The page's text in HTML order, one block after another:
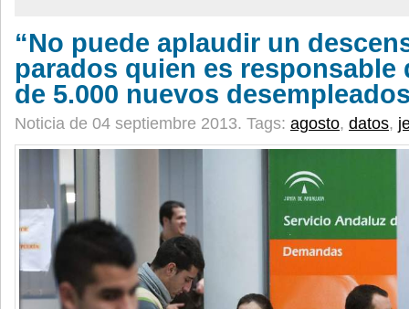
“No puede aplaudir un
parados quien es responsable
de 5.000 nuevos
Noticia de 04 septiembre 2013. Tags: agosto, datos,